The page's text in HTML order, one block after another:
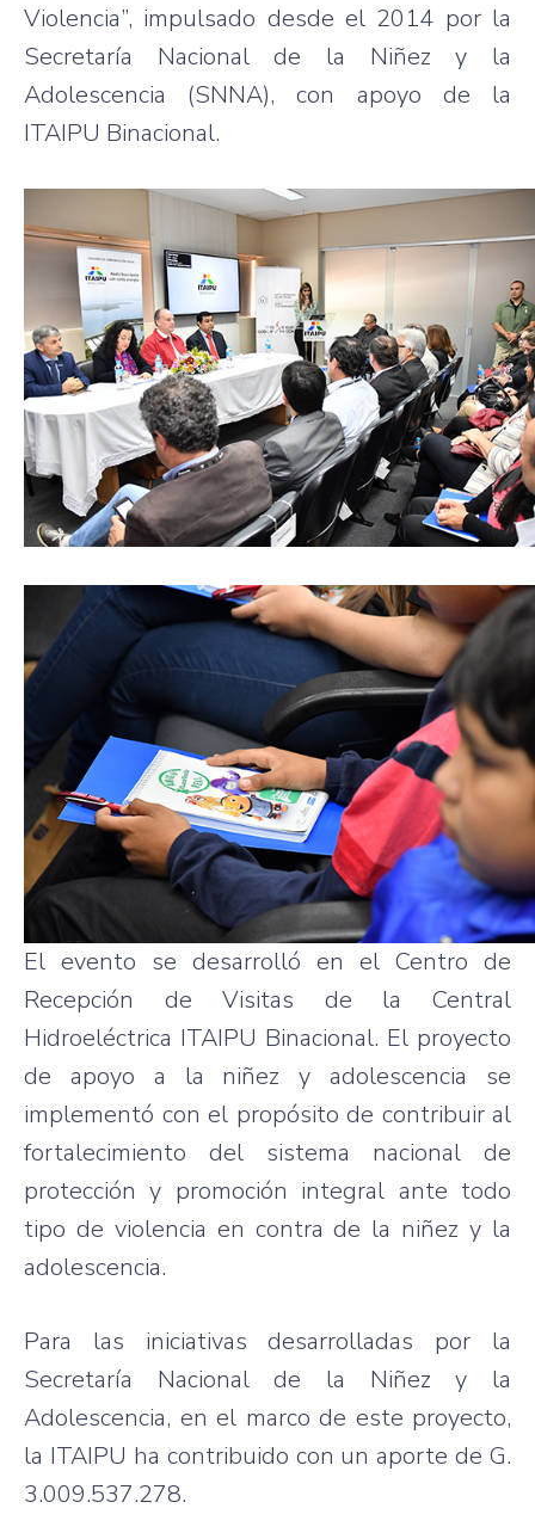
Violencia”, impulsado desde el 2014 por la
Secretaría Nacional de la Niñez y la
Adolescencia (SNNA), con apoyo de la
ITAIPU Binacional.
El evento se desarrolló en el Centro de
Recepción de Visitas de la Central
Hidroeléctrica ITAIPU Binacional. El proyecto
de apoyo a la niñez y adolescencia se
implementó con el propósito de contribuir al
fortalecimiento del sistema nacional de
protección y promoción integral ante todo
tipo de violencia en contra de la niñez y la
adolescencia.
Para las iniciativas desarrolladas por la
Secretaría Nacional de la Niñez y la
Adolescencia, en el marco de este proyecto,
la ITAIPU ha contribuido con un aporte de G.
3.009.537.278.